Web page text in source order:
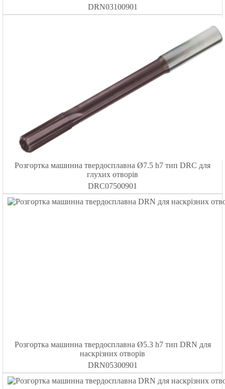
DRN03100901
Розгортка машинна твердосплавна Ø7.5 h7 тип DRC для
глухих отворів
DRC07500901
Розгортка машинна твердосплавна Ø5.3 h7 тип DRN для
наскрізних отворів
DRN05300901